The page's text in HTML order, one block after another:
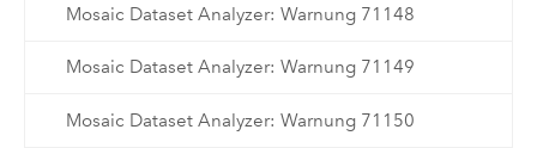
Mosaic Dataset Analyzer: Warnung 71148
Mosaic Dataset Analyzer: Warnung 71149
Mosaic Dataset Analyzer: Warnung 71150